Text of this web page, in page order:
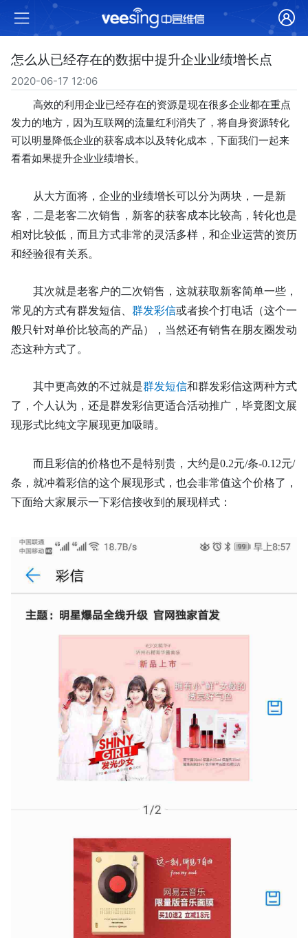
怎么从已经存在的数据中提升企业业绩增长点
2020-06-17 12:06
高效的利用企业已经存在的资源是现在很多企业都在重点
发力的地方，因为互联网的流量红利消失了，将自身资源转化
可以明显降低企业的获客成本以及转化成本，下面我们一起来
看看如果提升企业业绩增长。
从大方面将，企业的业绩增长可以分为两块，一是新
客，二是老客二次销售，新客的获客成本比较高，转化也是
相对比较低，而且方式非常的灵活多样，和企业运营的资历
和经验很有关系。
其次就是老客户的二次销售，这就获取新客简单一些，
常见的方式有群发短信 群发彩信或者挨个打电话（这个一
般只针对单价比较高的产品），当然还有销售在朋友圈发动
态这种方式了。
其中更高效的不过就是群发短信和群发彩信这两种方式
了，个人认为，还是群发彩信更适合活动推广，毕竟图文展
现形式比纯文字展现更加吸睛。
而且彩信的价格也不是特别贵，大约是0.2元/条-0.12元/
条，就冲着彩信的这个展现形式，也会非常值这个价格了，
下面给大家展示一下彩信接收到的展现样式：